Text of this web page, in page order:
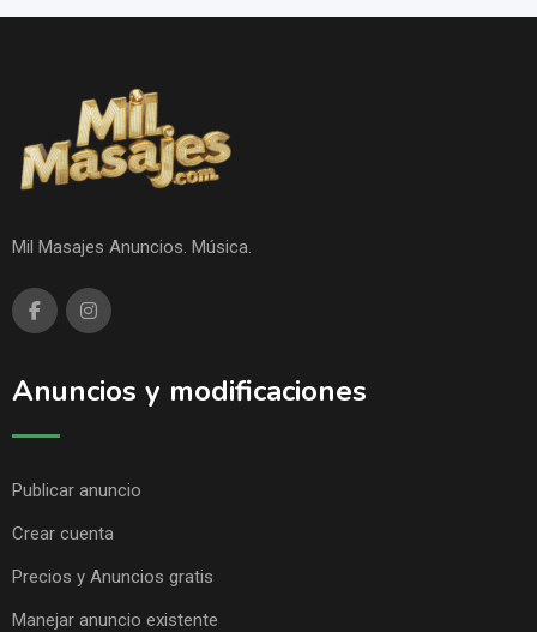
Mil Masajes Anuncios. Música.
Anuncios y modificaciones
Publicar anuncio
Crear cuenta
Precios y Anuncios gratis
Manejar anuncio existente